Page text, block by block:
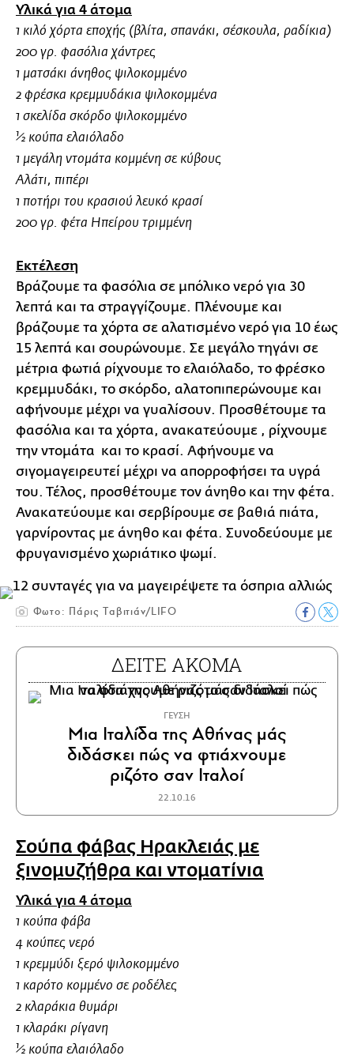
Υλικά για 4 άτομα
1 κιλό χόρτα εποχής (βλίτα, σπανάκι, σέσκουλα, ραδίκια)
200 γρ. φασόλια χάντρες
1 ματσάκι άνηθος ψιλοκομμένο
2 φρέσκα κρεμμυδάκια ψιλοκομμένα
1 σκελίδα σκόρδο ψιλοκομμένο
½ κούπα ελαιόλαδο
1 μεγάλη ντομάτα κομμένη σε κύβους
Αλάτι, πιπέρι
1 ποτήρι του κρασιού λευκό κρασί
200 γρ. φέτα Ηπείρου τριμμένη
Εκτέλεση
Βράζουμε τα φασόλια σε μπόλικο νερό για 30
λεπτά και τα στραγγίζουμε. Πλένουμε και
βράζουμε τα χόρτα σε αλατισμένο νερό για 10 έως
15 λεπτά και σουρώνουμε. Σε μεγάλο τηγάνι σε
μέτρια φωτιά ρίχνουμε το ελαιόλαδο, το φρέσκο
κρεμμυδάκι, το σκόρδο, αλατοπιπερώνουμε και
αφήνουμε μέχρι να γυαλίσουν. Προσθέτουμε τα
φασόλια και τα χόρτα, ανακατεύουμε , ρίχνουμε
την ντομάτα και το κρασί. Αφήνουμε να
σιγομαγειρευτεί μέχρι να απορροφήσει τα υγρά
του. Τέλος, προσθέτουμε τον άνηθο και την φέτα.
Ανακατεύουμε και σερβίρουμε σε βαθιά πιάτα,
γαρνίροντας με άνηθο και φέτα. Συνοδεύουμε με
φρυγανισμένο χωριάτικο ψωμί.
Φωτο: Πάρις Ταβιτιάν/LIFO
ΔΕΙΤΕ ΑΚΟΜΑ
ΓΕΥΣΗ
Μια Ιταλίδα της Αθήνας μάς
διδάσκει πώς να φτιάχνουμε
ριζότο σαν Ιταλοί
22.10.16
Σούπα φάβας Ηρακλειάς με
ξινομυζήθρα και ντοματίνια
Υλικά για 4 άτομα
1 κούπα φάβα
4 κούπες νερό
1 κρεμμύδι ξερό ψιλοκομμένο
1 καρότο κομμένο σε ροδέλες
2 κλαράκια θυμάρι
1 κλαράκι ρίγανη
½ κούπα ελαιόλαδο